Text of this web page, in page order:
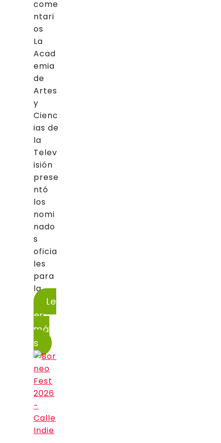
come
ntari
os
La
Acad
emia
de
Artes
y
Cienc
ias de
la
Telev
isión
prese
ntó
los
nomi
nado
s
oficia
les
para
la...
Le
er
má
s